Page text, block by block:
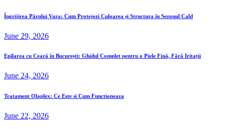
Îngrijirea Părului Vara: Cum Protejezi Culoarea și Structura în Sezonul Cald
June 29, 2026
Epilarea cu Ceară în București: Ghidul Complet pentru o Piele Fină, Fără Iritații
June 24, 2026
Tratament Olaplex: Ce Este si Cum Functioneaza
June 22, 2026